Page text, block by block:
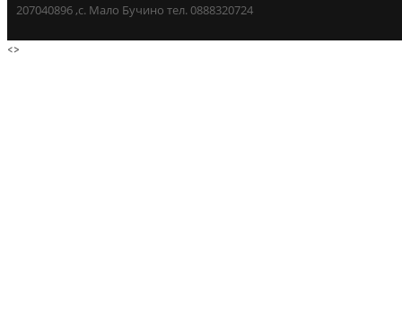
207040896 ,с. Мало Бучино тел. 0888320724
<>